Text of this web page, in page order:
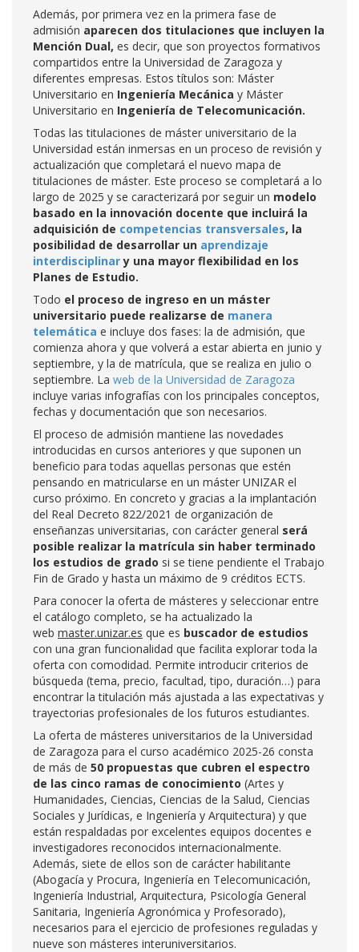
Además, por primera vez en la primera fase de
admisión aparecen dos titulaciones que incluyen la
Mención Dual, es decir, que son proyectos formativos
compartidos entre la Universidad de Zaragoza y
diferentes empresas. Estos títulos son: Máster
Universitario en Ingeniería Mecánica y Máster
Universitario en Ingeniería de Telecomunicación.
Todas las titulaciones de máster universitario de la
Universidad están inmersas en un proceso de revisión y
actualización que completará el nuevo mapa de
titulaciones de máster. Este proceso se completará a lo
largo de 2025 y se caracterizará por seguir un modelo
basado en la innovación docente que incluirá la
adquisición de competencias transversales, la
posibilidad de desarrollar un aprendizaje
interdisciplinary una mayor flexibilidad en los
Planes de Estudio.
Todo el proceso de ingreso en un máster
universitario puede realizarse de manera
telemática e incluye dos fases: la de admisión, que
comienza ahora y que volverá a estar abierta en junio y
septiembre, y la de matrícula, que se realiza en julio o
septiembre. La web de la Universidad de Zaragoza
incluye varias infografías con los principales conceptos,
fechas y documentación que son necesarios.
El proceso de admisión mantiene las novedades
introducidas en cursos anteriores y que suponen un
beneficio para todas aquellas personas que estén
pensando en matricularse en un máster UNIZAR el
curso próximo. En concreto y gracias a la implantación
del Real Decreto 822/2021 de organización de
enseñanzas universitarias, con carácter general será
posible realizar la matrícula sin haber terminado
los estudios de grado si se tiene pendiente el Trabajo
Fin de Grado y hasta un máximo de 9 créditos ECTS.
Para conocer la oferta de másteres y seleccionar entre
el catálogo completo, se ha actualizado la
web master.unizar.es que es buscador de estudios
con una gran funcionalidad que facilita explorar toda la
oferta con comodidad. Permite introducir criterios de
búsqueda (tema, precio, facultad, tipo, duración…) para
encontrar la titulación más ajustada a las expectativas y
trayectorias profesionales de los futuros estudiantes.
La oferta de másteres universitarios de la Universidad
de Zaragoza para el curso académico 2025-26 consta
de más de 50 propuestas que cubren el espectro
de las cinco ramas de conocimiento (Artes y
Humanidades, Ciencias, Ciencias de la Salud, Ciencias
Sociales y Jurídicas, e Ingeniería y Arquitectura) y que
están respaldadas por excelentes equipos docentes e
investigadores reconocidos internacionalmente.
Además, siete de ellos son de carácter habilitante
(Abogacía y Procura, Ingeniería en Telecomunicación,
Ingeniería Industrial, Arquitectura, Psicología General
Sanitaria, Ingeniería Agronómica y Profesorado),
necesarios para el ejercicio de profesiones reguladas y
nueve son másteres interuniversitarios.